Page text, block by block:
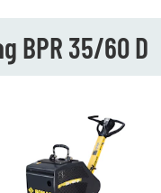
BPR 35/60 D